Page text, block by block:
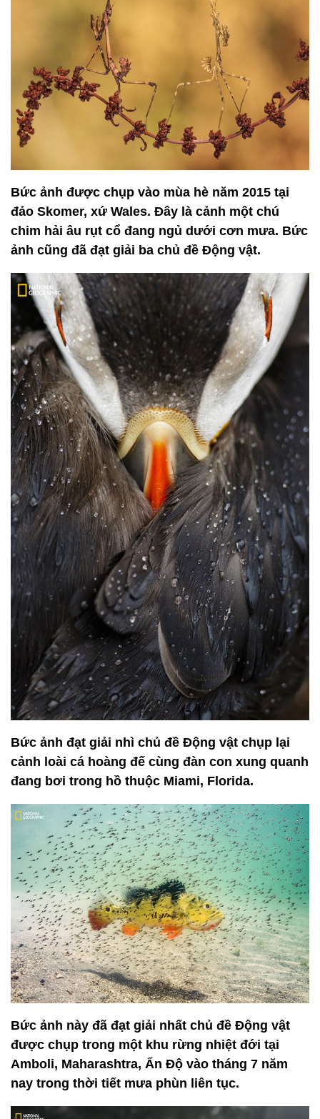
Bức ảnh được chụp vào mùa hè năm 2015 tại
đảo Skomer, xứ Wales. Đây là cảnh một chú
chim hải âu rụt cổ đang ngủ dưới cơn mưa. Bức
ảnh cũng đã đạt giải ba chủ đề Động vật.
Bức ảnh đạt giải nhì chủ đề Động vật chụp lại
cảnh loài cá hoàng đế cùng đàn con xung quanh
đang bơi trong hồ thuộc Miami, Florida.
Bức ảnh này đã đạt giải nhất chủ đề Động vật
được chụp trong một khu rừng nhiệt đới tại
Amboli, Maharashtra, Ấn Độ vào tháng 7 năm
nay trong thời tiết mưa phùn liên tục.